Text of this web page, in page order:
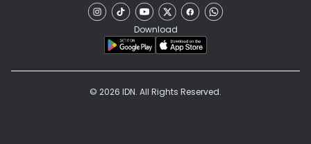
Download
© 2026 IDN. All Rights Reserved.